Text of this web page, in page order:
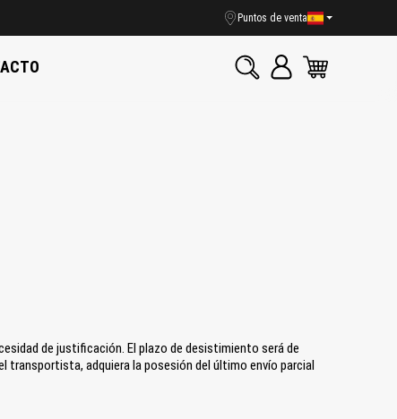
Puntos de venta
de justificación. El plazo de desistimiento será de
transportista, adquiera la posesión del último envío parcial